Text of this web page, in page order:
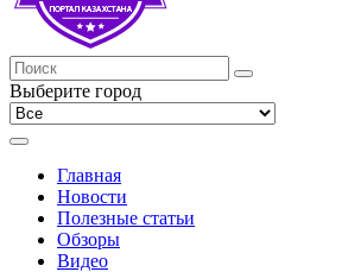
Выберите город
Главная
Новости
Полезные статьи
Обзоры
Видео